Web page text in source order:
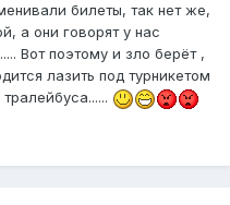
билеты, так нет же,
а они говорят у нас
Вот поэтому и зло берёт ,
лазить под турникетом